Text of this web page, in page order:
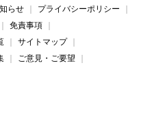
らせ
プライバシーポリシー
免責事項
サイトマップ
ご意見・ご要望